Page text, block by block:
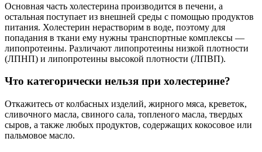
Основная часть холестерина производится в печени, а
остальная поступает из внешней среды с помощью продуктов
питания. Холестерин нерастворим в воде, поэтому для
попадания в ткани ему нужны транспортные комплексы —
липопротеины. Различают липопротеины низкой плотности
(ЛПНП) и липопротеины высокой плотности (ЛПВП).
Что категорически нельзя при холестерине?
Откажитесь от колбасных изделий, жирного мяса, креветок,
сливочного масла, свиного сала, топленого масла, твердых
сыров, а также любых продуктов, содержащих кокосовое или
пальмовое масло.